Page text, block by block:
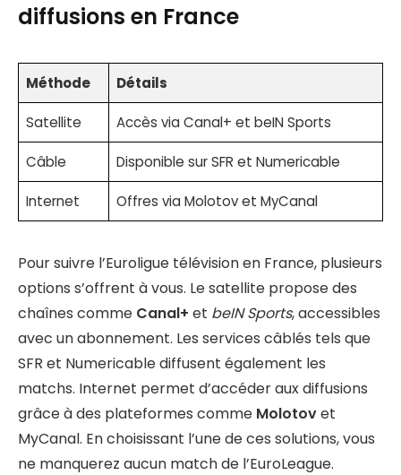
diffusions en France
Méthode Détails
Satellite Accès via Canal+ et beIN Sports
Câble Disponible sur SFR et Numericable
Internet Offres via Molotov et MyCanal
Pour suivre l’Euroligue télévision en France, plusieurs
options s’offrent à vous. Le satellite propose des
chaînes comme Canal+ et beIN Sports, accessibles
avec un abonnement. Les services câblés tels que
SFR et Numericable diffusent également les
matchs. Internet permet d’accéder aux diffusions
grâce à des plateformes comme Molotovet
MyCanal. En choisissant l’une de ces solutions, vous
ne manquerez aucun match de l’EuroLeague.